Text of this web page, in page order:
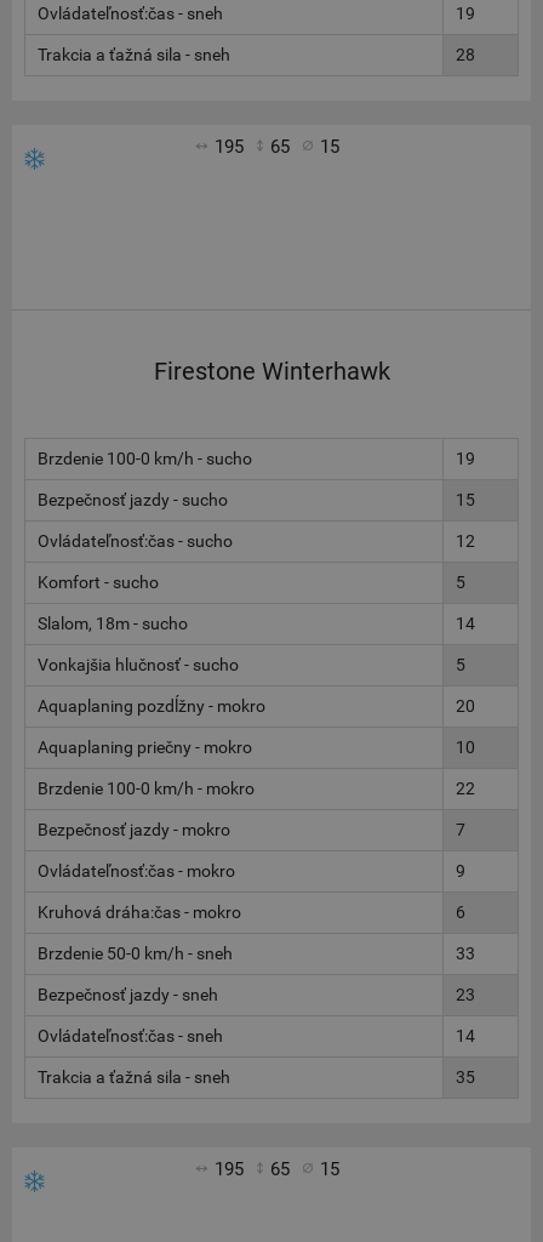
Ovládateľnosť:čas - sneh 19
Trakcia a ťažná sila - sneh 28
195 65 15
Firestone Winterhawk
Brzdenie 100-0 km/h - sucho 19
Bezpečnosť jazdy - sucho 15
Ovládateľnosť:čas - sucho 12
Komfort - sucho 5
Slalom, 18m - sucho 14
Vonkajšia hlučnosť - sucho 5
Aquaplaning pozdĺžny - mokro 20
Aquaplaning priečny - mokro 10
Brzdenie 100-0 km/h - mokro 22
Bezpečnosť jazdy - mokro 7
Ovládateľnosť:čas - mokro 9
Kruhová dráha:čas - mokro 6
Brzdenie 50-0 km/h - sneh 33
Bezpečnosť jazdy - sneh 23
Ovládateľnosť:čas - sneh 14
Trakcia a ťažná sila - sneh 35
195 65 15